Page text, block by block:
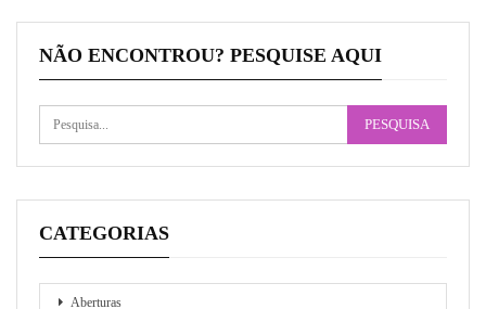
NÃO ENCONTROU? PESQUISE AQUI
CATEGORIAS
Aberturas